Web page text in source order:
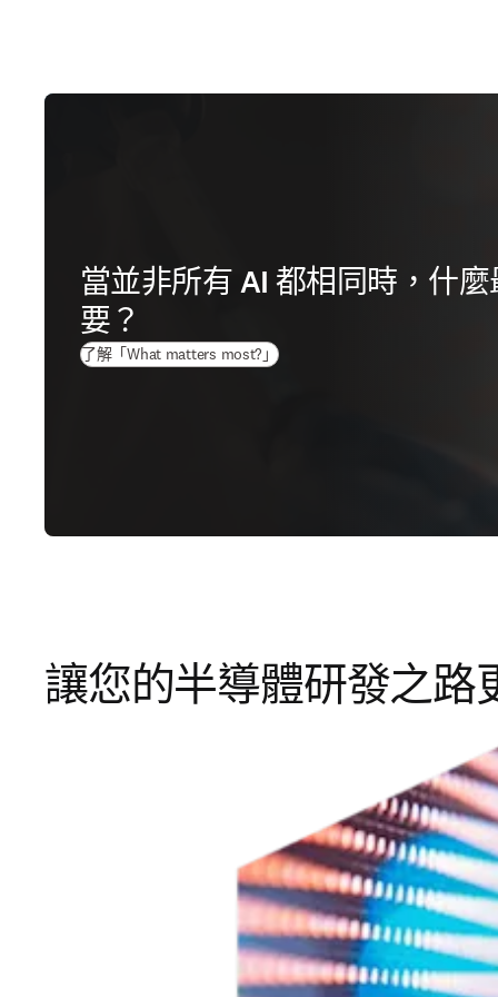
當並非所有 AI 都相同時，什
要？
了解「What matters most?」(
讓您的半導體研發之路